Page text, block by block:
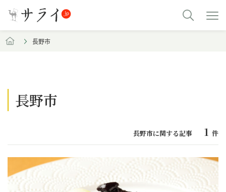
長野市
長野市
長野市に関する記事 1 件